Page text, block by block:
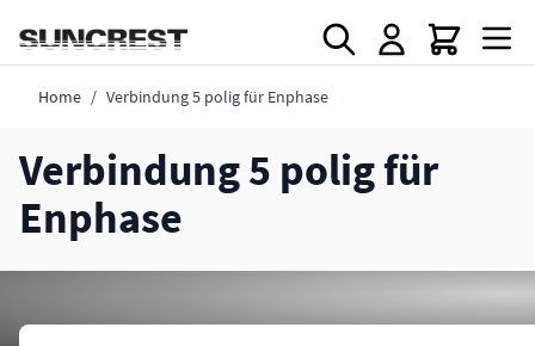
Home / Verbindung 5 polig für Enphase
Verbindung 5 polig für
Enphase